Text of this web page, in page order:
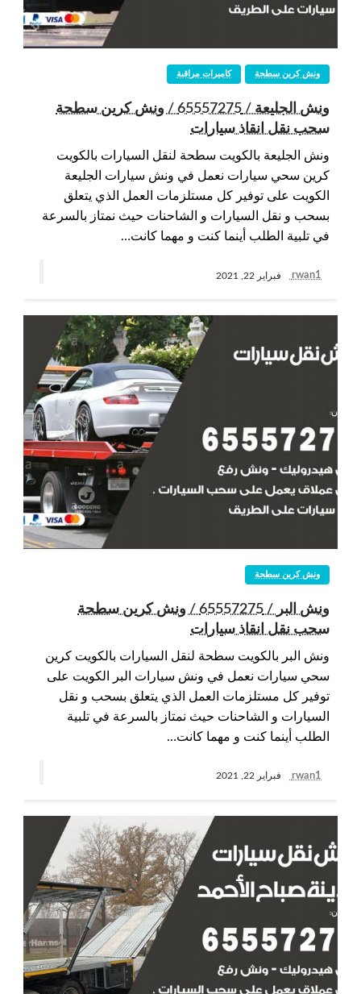
كاميرات مراقبة ونش كرين سطحة
ونش الجليعة / 65557275 / ونش كرين سطحة
سحب نقل انقاذ سيارات
ونش الجليعة بالكويت سطحة لنقل السيارات بالكويت
كرين سحي سيارات نعمل في ونش سيارات الجليعة
الكويت على توفير كل مستلزمات العمل الذي يتعلق
بسحب و نقل السيارات و الشاحنات حيث نمتاز بالسرعة
في تلبية الطلب أينما كنت و مهما كانت…
rwan1 فبراير 22, 2021
ونش كرين سطحة
ونش البر / 65557275 / ونش كرين سطحة
سحب نقل انقاذ سيارات
ونش البر بالكويت سطحة لنقل السيارات بالكويت كرين
سحي سيارات نعمل في ونش سيارات البر الكويت على
توفير كل مستلزمات العمل الذي يتعلق بسحب و نقل
السيارات و الشاحنات حيث نمتاز بالسرعة في تلبية
الطلب أينما كنت و مهما كانت…
rwan1 فبراير 22, 2021